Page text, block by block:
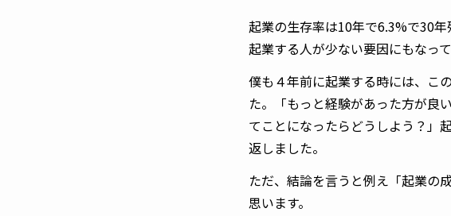
起業の生存率は10年で6.3%で30
起業する人が少ない要因にもなっ
僕も４年前に起業する時には、こ
た。「もっと経験があった方が良
てことになったらどうしよう？」
返しました。
ただ、結論を言うと例え「起業の
思います。